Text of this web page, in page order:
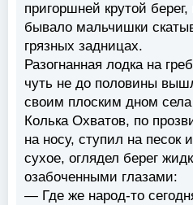
пригоршней крутой
бывало мальчишки
грязных задницах.
Разогнанная лодка на
чуть не до половины
своим плоским дном
Колька Охватов, по
на носу, ступил на песок
сухое, оглядел берег
озабоченными глазами:
— Где же народ-то